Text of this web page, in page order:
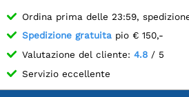
Ordina prima delle 23:59,
Spedizione gratuita pio € 150,-
Valutazione del cliente: 4.8 / 5
Servizio eccellente